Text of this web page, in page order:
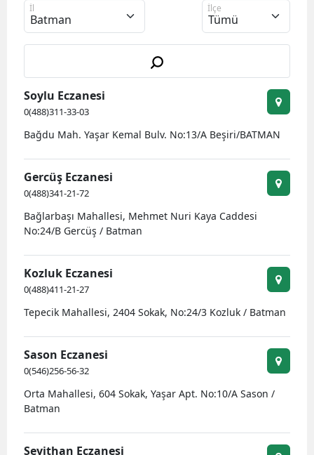
Bingöl
Burdur
Bursa
Çankırı
Erzincan
İl İlçe
Soylu Eczanesi
0(488)311-33-03
Bağdu Mah. Yaşar Kemal Bulv. No:13/A Beşiri/BATMAN
Gercüş Eczanesi
0(488)341-21-72
Bağlarbaşı Mahallesi, Mehmet Nuri Kaya Caddesi
No:24/B Gercüş / Batman
Kozluk Eczanesi
0(488)411-21-27
Tepecik Mahallesi, 2404 Sokak, No:24/3 Kozluk / Batman
Sason Eczanesi
0(546)256-56-32
Orta Mahallesi, 604 Sokak, Yaşar Apt. No:10/A Sason /
Batman
Seyithan Eczanesi